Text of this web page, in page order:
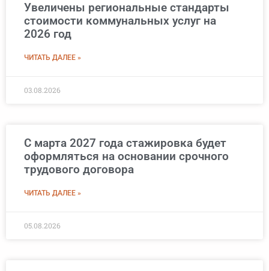
Увеличены региональные стандарты
стоимости коммунальных услуг на
2026 год
ЧИТАТЬ ДАЛЕЕ »
03.08.2026
С марта 2027 года стажировка будет
оформляться на основании срочного
трудового договора
ЧИТАТЬ ДАЛЕЕ »
05.08.2026